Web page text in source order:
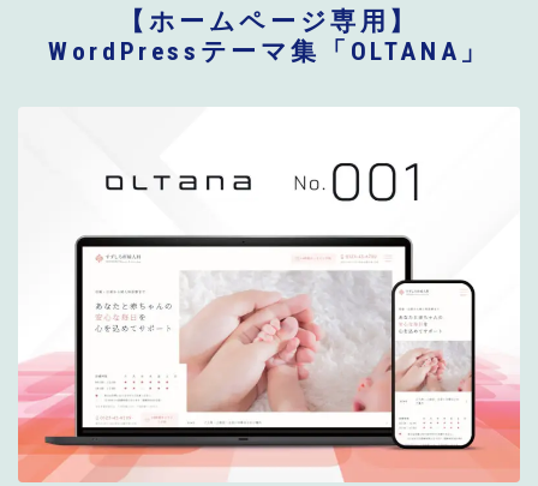
【ホームページ専用】
WordPressテーマ集「OLTANA」